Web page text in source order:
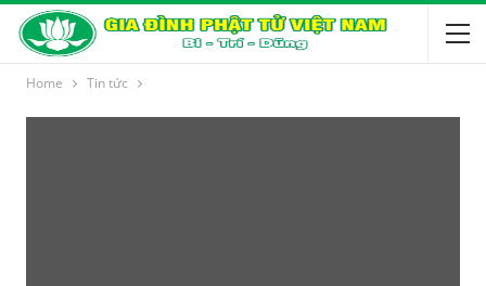
Home Tin tức